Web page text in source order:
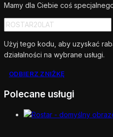
Mamy dla Ciebie coś
Użyj tego kodu, aby uzyskać
działalności na wybrane usługi.
ODBIERZ ZNIŻKĘ
Polecane usługi